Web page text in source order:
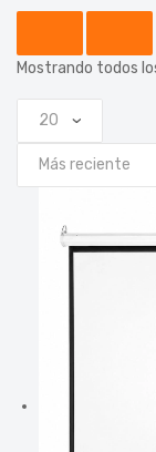
Mostrando todos